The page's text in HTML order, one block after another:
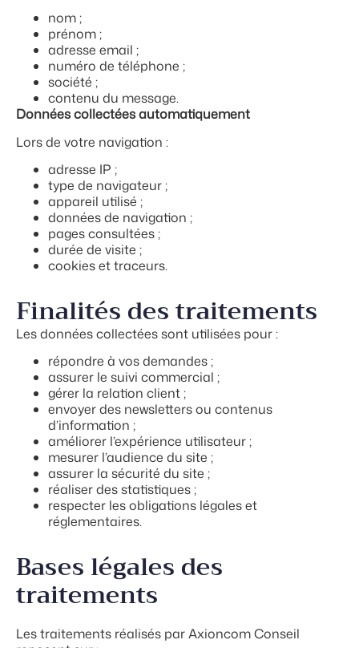
nom ;
prénom ;
adresse email ;
numéro de téléphone ;
société ;
contenu du message.
Données collectées automatiquement
Lors de votre navigation :
adresse IP ;
type de navigateur ;
appareil utilisé ;
données de navigation ;
pages consultées ;
durée de visite ;
cookies et traceurs.
Finalités des traitements
Les données collectées sont utilisées pour :
répondre à vos demandes ;
assurer le suivi commercial ;
gérer la relation client ;
envoyer des newsletters ou contenus
d’information ;
améliorer l’expérience utilisateur ;
mesurer l’audience du site ;
assurer la sécurité du site ;
réaliser des statistiques ;
respecter les obligations légales et
réglementaires.
Bases légales des
traitements
Les traitements réalisés par Axioncom Conseil